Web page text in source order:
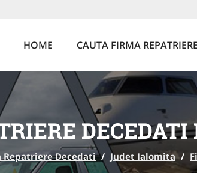
HOME CAUTA FIRMA
Repatriere Decedati / Judet Ialomita /